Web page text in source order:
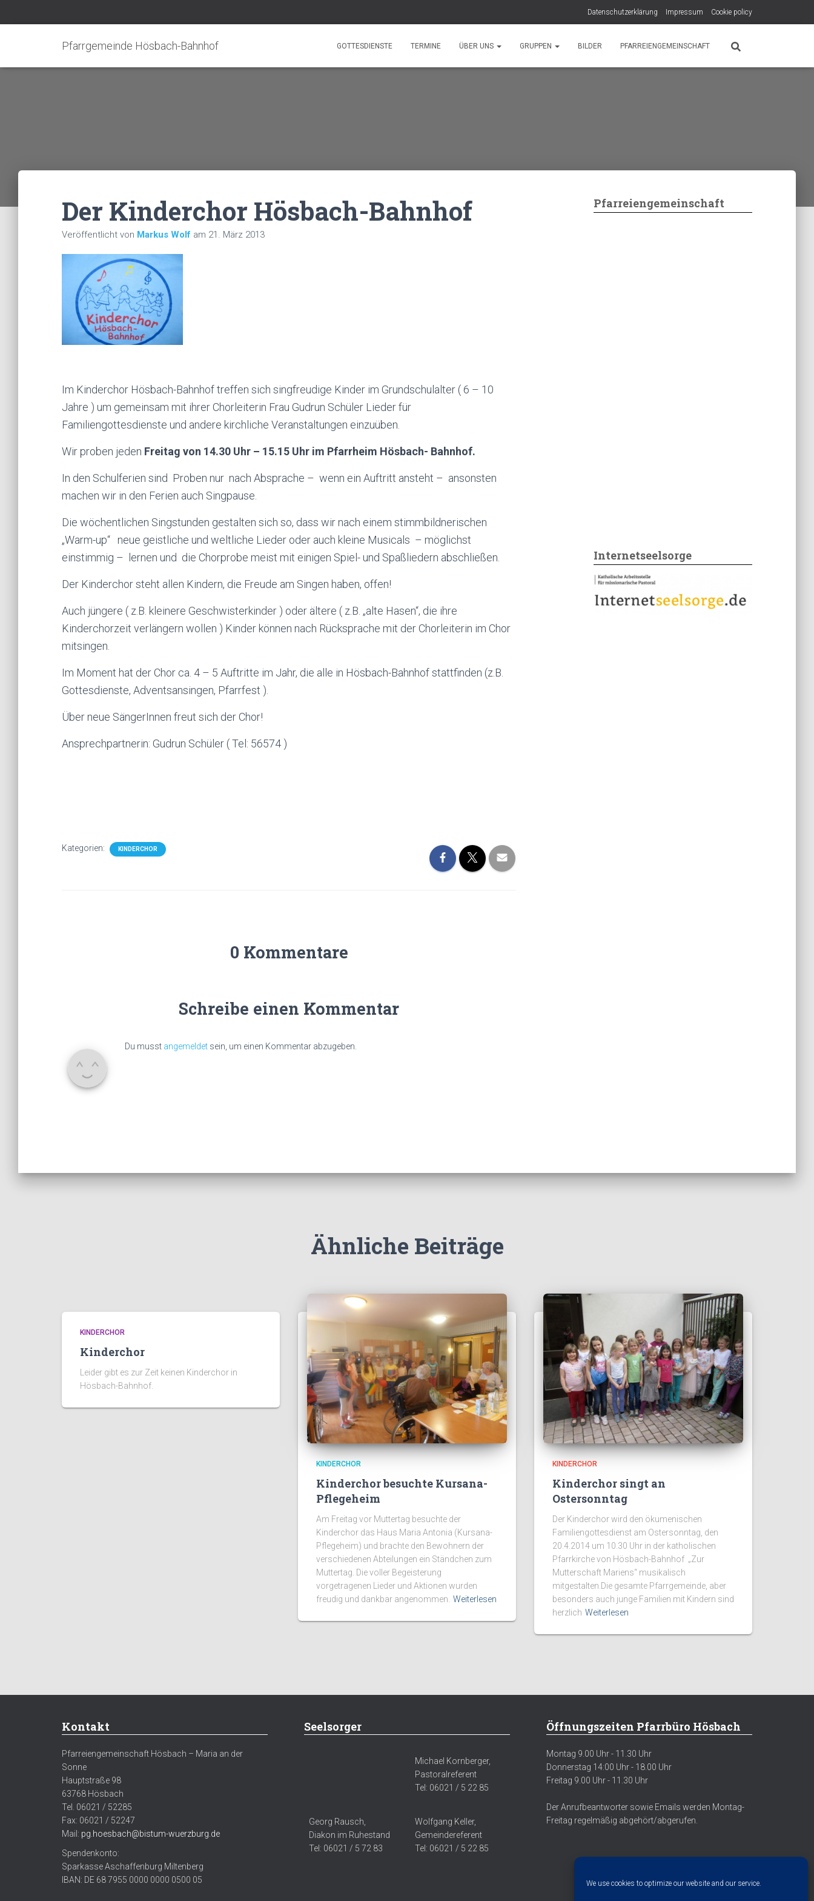
We use cookies to optimize our website and our service.
Datenschutzerklärung Impressum Cookie policy
Pfarrgemeinde Hösbach-Bahnhof GOTTESDIENSTE TERMINE ÜBER UNS GRUPPEN BILDER PFARREIENGEMEINSCHAFT
Der Kinderchor Hösbach-Bahnhof
Veröffentlicht von Markus Wolf am 21. März 2013
Im Kinderchor Hösbach-Bahnhof treffen sich singfreudige Kinder im Grundschulalter ( 6 – 10
Jahre ) um gemeinsam mit ihrer Chorleiterin Frau Gudrun Schüler Lieder für
Familiengottesdienste und andere kirchliche Veranstaltungen einzuüben.
Wir proben jeden Freitag von 14.30 Uhr – 15.15 Uhr im Pfarrheim Hösbach- Bahnhof.
In den Schulferien sind Proben nur nach Absprache – wenn ein Auftritt ansteht – ansonsten
machen wir in den Ferien auch Singpause.
Die wöchentlichen Singstunden gestalten sich so, dass wir nach einem stimmbildnerischen
„Warm-up“ neue geistliche und weltliche Lieder oder auch kleine Musicals – möglichst
einstimmig – lernen und die Chorprobe meist mit einigen Spiel- und Spaßliedern abschließen.
Der Kinderchor steht allen Kindern, die Freude am Singen haben, offen!
Auch jüngere ( z.B. kleinere Geschwisterkinder ) oder ältere ( z.B. „alte Hasen“, die ihre
Kinderchorzeit verlängern wollen ) Kinder können nach Rücksprache mit der Chorleiterin im Chor
mitsingen.
Im Moment hat der Chor ca. 4 – 5 Auftritte im Jahr, die alle in Hösbach-Bahnhof stattfinden (z.B.
Gottesdienste, Adventsansingen, Pfarrfest ).
Über neue SängerInnen freut sich der Chor!
Ansprechpartnerin: Gudrun Schüler ( Tel: 56574 )
Kategorien: KINDERCHOR
0 Kommentare
Schreibe einen Kommentar
Du musst angemeldet sein, um einen Kommentar abzugeben.
Pfarreiengemeinschaft
Internetseelsorge
Ähnliche Beiträge
KINDERCHOR
Kinderchor
Leider gibt es zur Zeit keinen Kinderchor in
Hösbach-Bahnhof.
KINDERCHOR
Kinderchor besuchte Kursana-
Pflegeheim
Am Freitag vor Muttertag besuchte der
Kinderchor das Haus Maria Antonia (Kursana-
Pflegeheim) und brachte den Bewohnern der
verschiedenen Abteilungen ein Ständchen zum
Muttertag. Die voller Begeisterung
vorgetragenen Lieder und Aktionen wurden
freudig und dankbar angenommen. Weiterlesen
KINDERCHOR
Kinderchor singt an
Ostersonntag
Der Kinderchor wird den ökumenischen
Familiengottesdienst am Ostersonntag, den
20.4.2014 um 10.30 Uhr in der katholischen
Pfarrkirche von Hösbach-Bahnhof „Zur
Mutterschaft Mariens“ musikalisch
mitgestalten.Die gesamte Pfarrgemeinde, aber
besonders auch junge Familien mit Kindern sind
herzlich Weiterlesen
Kontakt
Pfarreiengemeinschaft Hösbach – Maria an der
Sonne
Hauptstraße 98
63768 Hösbach
Tel. 06021 / 52285
Fax: 06021 / 52247
Mail: pg.hoesbach@bistum-wuerzburg.de
Spendenkonto:
Sparkasse Aschaffenburg Miltenberg
IBAN: DE 68 7955 0000 0000 0500 05
Seelsorger
Michael Kornberger,
Pastoralreferent
Tel: 06021 / 5 22 85
Georg Rausch,
Diakon im Ruhestand
Tel: 06021 / 5 72 83
Wolfgang Keller,
Gemeindereferent
Tel: 06021 / 5 22 85
Öffnungszeiten Pfarrbüro Hösbach
Montag 9.00 Uhr - 11.30 Uhr
Donnerstag 14:00 Uhr - 18.00 Uhr
Freitag 9.00 Uhr - 11.30 Uhr
Der Anrufbeantworter sowie Emails werden Montag-
Freitag regelmäßig abgehört/abgerufen.